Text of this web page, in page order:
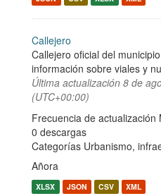
Callejero
Callejero oficial del
información sobre viales y
Última actualización 8 de
(UTC+00:00)
Frecuencia de actualización
0 descargas
Categorías Urbanismo,
Añora
XLSX JSON CSV XML